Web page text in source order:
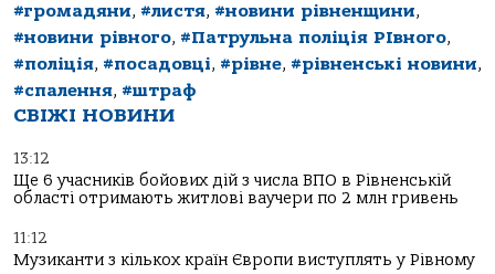
#громадяни, #листя, #новини рівненщини,
#новини рівного, #Патрульна поліція РІвного,
#поліція, #посадовці, #рівне, #рівненські новини,
#спалення, #штраф
СВІЖІ НОВИНИ
13:12
Ще 6 учасників бойових дій з числа ВПО в Рівненській
області отримають житлові ваучери по 2 млн гривень
11:12
Музиканти з кількох країн Європи виступлять у Рівному